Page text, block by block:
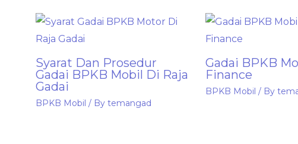
Syarat Dan Prosedur
Gadai BPKB Mobil Di Raja
Gadai
BPKB Mobil / By temangad
Gadai BPKB
Finance
BPKB Mobil / By